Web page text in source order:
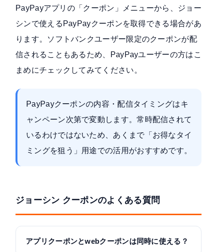
PayPayアプリの「クーポン」メニューから、ジョー
シンで使えるPayPayクーポンを取得できる場合があ
ります。ソフトバンクユーザー限定のクーポンが配
信されることもあるため、PayPayユーザーの方はこ
まめにチェックしてみてください。
PayPayクーポンの内容・配信タイミングはキ
ャンペーン次第で変動します。常時配信されて
いるわけではないため、あくまで「お得なタイ
ミングを狙う」用途での活用がおすすめです。
ジョーシン クーポンのよくある質問
アプリクーポンとwebクーポンは同時に使える？